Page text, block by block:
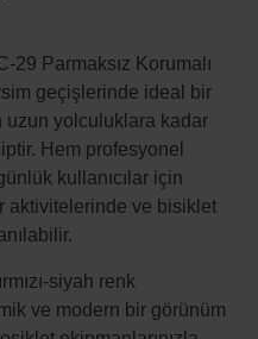
29 Parmaksız Korumalı
geçişlerinde ideal bir
uzun yolculuklara kadar
Hem profesyonel
kullanıcılar için
aktivitelerinde ve bisiklet
siyah renk
ve modern bir görünüm